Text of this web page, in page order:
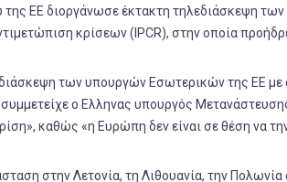
της ΕΕ διοργάνωσε έκτακτη τηλεδιάσκεψη
κρίσεων (IPCR), στην οποία
των υπουργών Εσωτερικών της ΕΕ με
ο Ελληνας υπουργός
καθώς «η Ευρώπη δεν είναι σε θέση να
στην Λετονία, τη Λιθουανία, την Πολωνία